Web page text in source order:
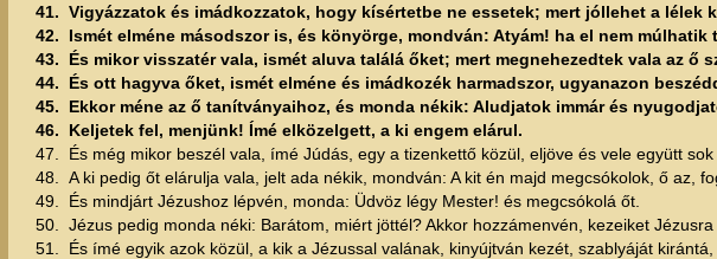
41. Vigyázzatok és imádkozzatok, hogy kísértetbe ne essetek; mert jóllehet a lélek
42.
Ismét elméne másodszor is, és könyörge, mondván: Atyám! ha el nem
43.
És mikor visszatér vala, ismét aluva találá őket; mert megnehezedtek vala az ő
44.
És ott hagyva őket, ismét elméne és imádkozék harmadszor, ugyanazon
45.
Ekkor méne az ő tanítványaihoz, és monda nékik: Aludjatok immár és
46.
Keljetek fel, menjünk! Ímé elközelgett, a ki engem elárul.
47.
És még mikor beszél vala, ímé Júdás, egy a tizenkettő közül, eljöve és vele együtt
48.
A ki pedig őt elárulja vala, jelt ada nékik, mondván: A kit én majd megcsókolok, ő az,
49.
És mindjárt Jézushoz lépvén, monda: Üdvöz légy Mester! és megcsókolá őt.
50.
Jézus pedig monda néki: Barátom, miért jöttél? Akkor hozzámenvén, kezeiket
51.
És ímé egyik azok közül, a kik a Jézussal valának, kinyújtván kezét, szablyáját